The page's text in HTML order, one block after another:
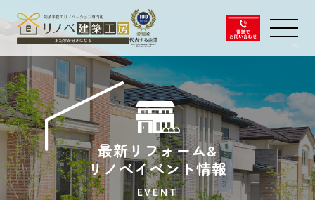
最新リフォーム&
リノベイベント情報
EVENT